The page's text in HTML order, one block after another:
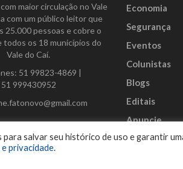
maior circulação no Vale
com um público leitor que
25.000 pessoas e cobre o
todos os 18 municípios do
Vale do Caí.
51 99823-4869 |
51 999430952
Economia
Segurança
Eventos
Colunistas
Blogs
Editais
Anuncie
salvar seu histórico de uso e garantir
privacidade.